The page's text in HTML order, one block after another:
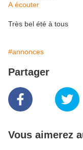
A écouter
Très bel été à tous
#annonces
Partager
Vous aimerez